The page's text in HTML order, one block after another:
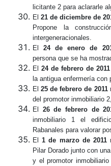
licitante 2 para aclararle
El21 de diciembre de
Propone la
intergeneracionales.
El24 de enero de
persona que se ha
El 24 de febrero de 2011
la antigua enfermería con
El25 de febrero de 2011
del promotor inmobiliario
El 26 de febrero de
inmobiliario 1 el
Rabanales para valorar
El 1 de marzo de 2011
Pilar Dorado junto con
y el promotor